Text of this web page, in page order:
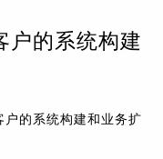
户的系统构建
的系统构建和业务扩